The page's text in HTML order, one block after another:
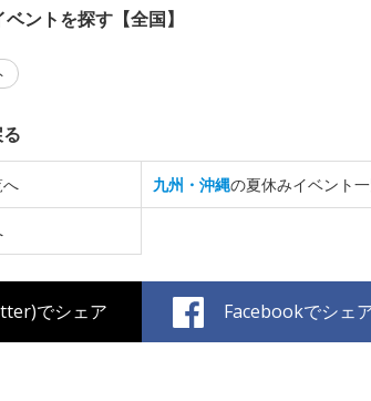
ントを探す【全国】
九州・沖縄の夏休みイベント
でシェア Facebookでシェ